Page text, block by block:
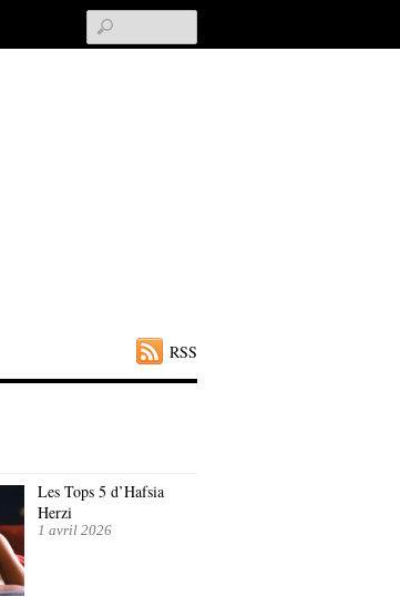
RSS
Les Tops 5 d’Hafsia
Herzi
1 avril 2026